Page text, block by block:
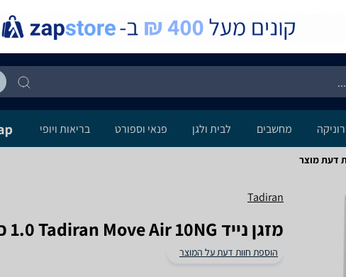
מחשבים לבית ולגן פנאי וספורט בריאות ויופי
Tadiran
‏מזגן נייד Tadiran Move Air 10NG ‏1.0 ‏כ"ס תדיראן
הוספת חוות דעת על המוצר